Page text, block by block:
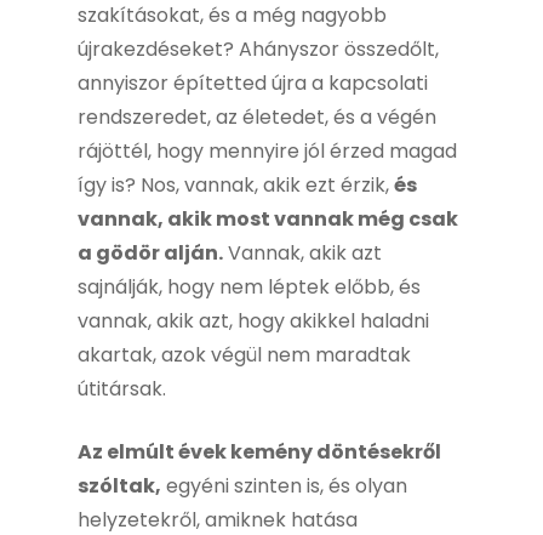
szakításokat, és a még nagyobb
újrakezdéseket? Ahányszor összedőlt,
annyiszor építetted újra a kapcsolati
rendszeredet, az életedet, és a végén
rájöttél, hogy mennyire jól érzed magad
így is? Nos, vannak, akik ezt érzik,és
vannak, akik most vannak még csak
a gödör alján.Vannak, akik azt
sajnálják, hogy nem léptek előbb, és
vannak, akik azt, hogy akikkel haladni
akartak, azok végül nem maradtak
útitársak.
Az elmúlt évek kemény döntésekről
szóltak, egyéni szinten is, és olyan
helyzetekről, amiknek hatása